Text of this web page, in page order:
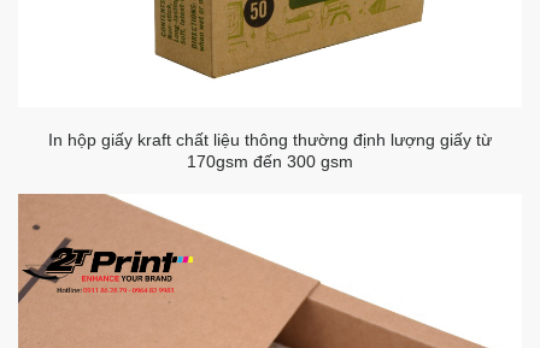
In hộp giấy kraft chất liệu thông thường định lượng giấy từ
170gsm đến 300 gsm